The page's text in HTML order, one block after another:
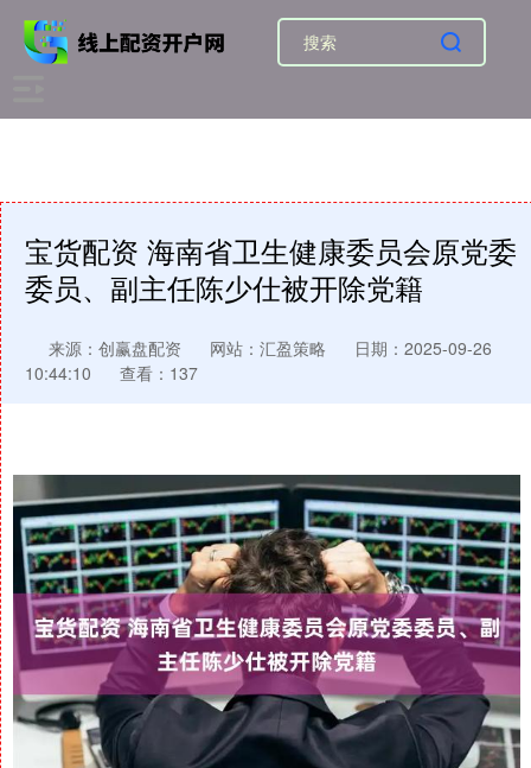
宝货配资 海南省卫生健康委员会原党委
委员、副主任陈少仕被开除党籍
来源：创赢盘配资 网站：汇盈策略
日期：2025-09-26
10:44:10
查看：137